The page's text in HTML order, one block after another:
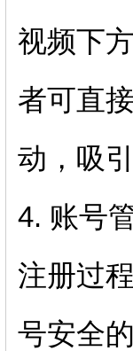
视频下
者可直
动，吸
4. 账号
注册过
号安全